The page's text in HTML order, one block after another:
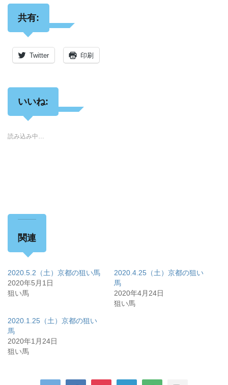
共有:
Twitter 印刷
いいね:
読み込み中…
関連
2020.5.2（土）京都の狙い馬
2020年5月1日
狙い馬
2020.4.25（土）京都の狙い
馬
2020年4月24日
狙い馬
2020.1.25（土）京都の狙い
馬
2020年1月24日
狙い馬